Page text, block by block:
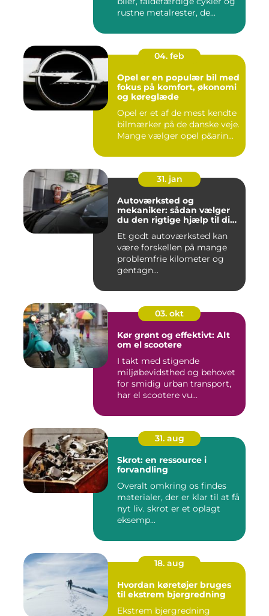
rustne metalrester, de...
04. feb
Opel er en populær bil med
fokus på komfort, økonomi
og køreglæde
Opel er et af de mest kendte
bilmærker på de danske veje.
Mange vælger opel p&arin...
31. jan
Autoværksted og
mekaniker: sådan vælger
du den rigtige hjælp til din
Et godt autoværksted kan
være forskellen på mange
problemfrie kilometer og
gentagn...
03. okt
Kør grønt og effektivt: Alt
om el scootere
I takt med stigende
miljøbevidsthed og behovet
for smidig urban transport,
har el scootere vu...
31. aug
Skrot: en ressource i
forvandling
Overalt omkring os findes
materialer, der er klar til at få
nyt liv. skrot er et oplagt
eksemp...
18. aug
Hvordan køretøjer bruges
til ekstrem bjergredning
Ekstrem bjergredning